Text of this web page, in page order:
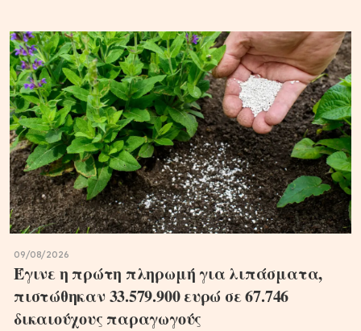
09/08/2026
Έγινε η πρώτη πληρωμή για λιπάσματα,
πιστώθηκαν 33.579.900 ευρώ σε 67.746
δικαιούχους παραγωγούς